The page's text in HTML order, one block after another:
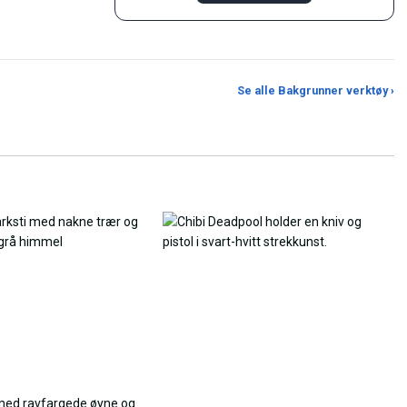
Se alle Bakgrunner verktøy ›
AI Bakgrunnsgenerator JPG til PNG-